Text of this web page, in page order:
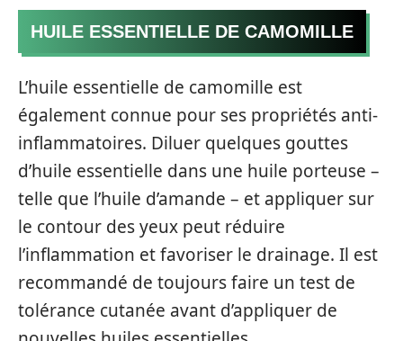
HUILE ESSENTIELLE DE CAMOMILLE
L’huile essentielle de camomille est
également connue pour ses propriétés anti-
inflammatoires. Diluer quelques gouttes
d’huile essentielle dans une huile porteuse –
telle que l’huile d’amande – et appliquer sur
le contour des yeux peut réduire
l’inflammation et favoriser le drainage. Il est
recommandé de toujours faire un test de
tolérance cutanée avant d’appliquer de